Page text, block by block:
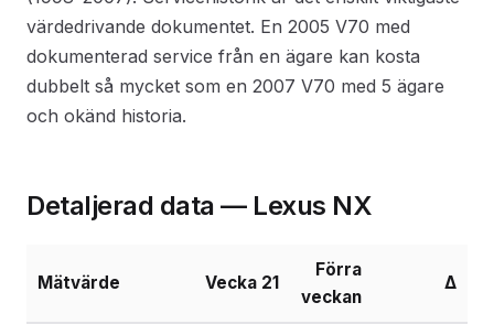
värdedrivande dokumentet. En 2005 V70 med
dokumenterad service från en ägare kan kosta
dubbelt så mycket som en 2007 V70 med 5 ägare
och okänd historia.
Detaljerad data — Lexus NX
Mätvärde Vecka 21
Förra
veckan
Δ